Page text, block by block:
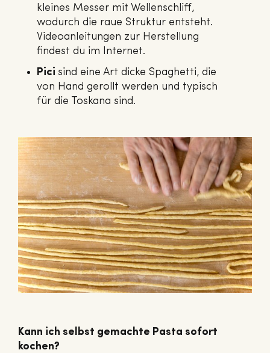
kleines Messer mit Wellenschliff,
wodurch die raue Struktur entsteht.
Videoanleitungen zur Herstellung
findest du im Internet.
Pici sind eine Art dicke Spaghetti, die
von Hand gerollt werden und typisch
für die Toskana sind.
Kann ich selbst gemachte Pasta sofort
kochen?